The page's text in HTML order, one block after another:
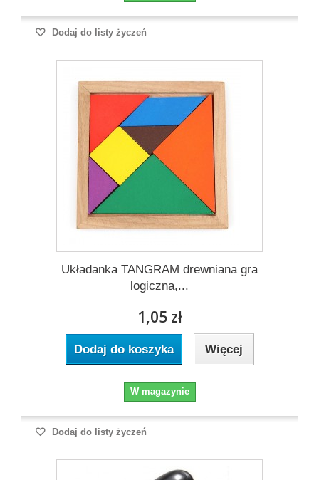
Dodaj do listy życzeń
Układanka TANGRAM drewniana gra
logiczna,...
1,05 zł
Dodaj do koszyka Więcej
W magazynie
Dodaj do listy życzeń